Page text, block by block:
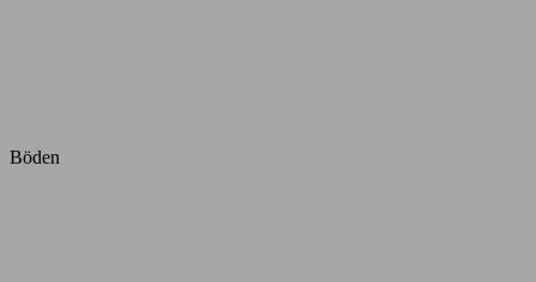
Böden